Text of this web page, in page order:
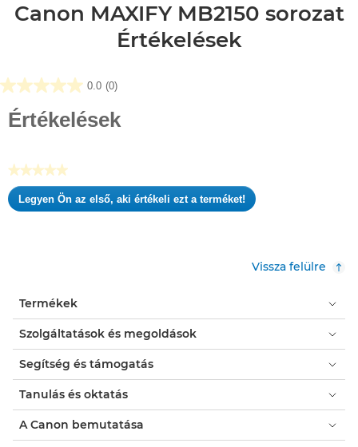
Canon MAXIFY MB2150 sorozat
Értékelések
0.0 (0)
0.0
az
elérhető
Értékelések
★★★★★
Nincs
értékelési
Legyen Ön az első, aki értékeli ezt a terméket!
.
nyitni
egy
modális
párbeszédpanelt.
Vissza felülre
Termékek
Szolgáltatások és megoldások
Segítség és támogatás
Tanulás és oktatás
A Canon bemutatása